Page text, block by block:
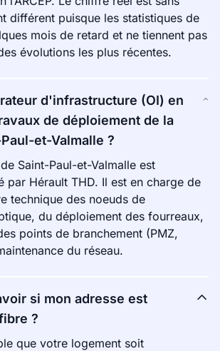
différent puisque les statistiques de
mois de retard et ne tiennent pas
évolutions les plus récentes.
d'infrastructure (OI) en
de déploiement de la
et-Valmalle ?
Saint-Paul-et-Valmalle est
par Hérault THD. Il est en charge de
technique des noeuds de
du déploiement des fourreaux,
points de branchement (PMZ,
du réseau.
si mon adresse est
?
que votre logement soit